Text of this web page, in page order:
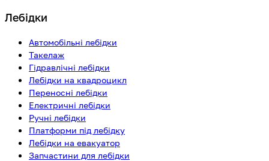
Лебідки
Автомобільні лебідки
Такелаж
Гідравлічні лебідки
Лебідки на квадроцикл
Переносні лебідки
Електричні лебідки
Ручні лебідки
Платформи під лебідку
Лебідки на евакуатор
Запчастини для лебідки